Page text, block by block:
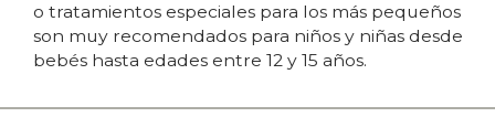
o tratamientos especiales para los más pequeños
son muy recomendados para niños y niñas desde
bebés hasta edades entre 12 y 15 años.